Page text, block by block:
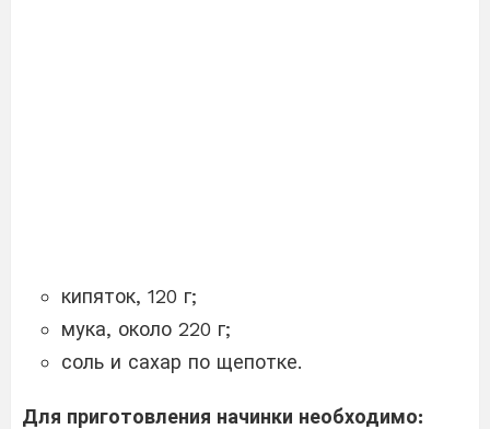
кипяток, 120 г;
мука, около 220 г;
соль и сахар по щепотке.
Для приготовления начинки необходимо: